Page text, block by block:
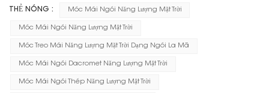
THẺ NÓNG : Móc Mái Ngói Năng Lượng Mặt Trời
Móc Mái Ngói Năng Lượng Mặt Trời
Móc Treo Mái Năng Lượng Mặt Trời Dạng Ngói La Mã
Móc Mái Ngói Dacromet Năng Lượng Mặt Trời
Móc Mái Ngói Thép Năng Lượng Mặt Trời